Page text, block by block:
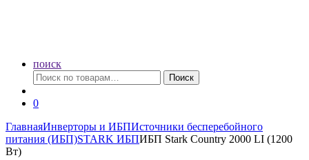
поиск
Искать:
Поиск
0
ГлавнаяИнверторы и ИБПИсточники бесперебойного
питания (ИБП)STARK ИБПИБП Stark Country 2000 LI (1200
Вт)